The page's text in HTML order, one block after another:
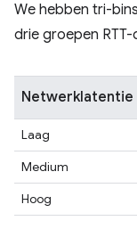
We hebben tri-
drie groepen
Netwerklatentie
Laag
Medium
Hoog